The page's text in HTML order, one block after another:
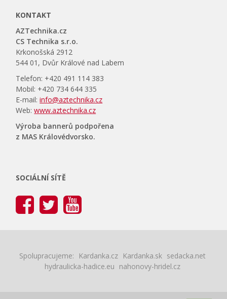
KONTAKT
AZTechnika.cz
CS Technika s.r.o.
Krkonošská 2912
544 01, Dvůr Králové nad Labem
Telefon: +420 491 114 383
Mobil: +420 734 644 335
E-mail:info@aztechnika.cz
Web:www.aztechnika.cz
Výroba bannerů podpořena
z MAS Královédvorsko.
SOCIÁLNÍ SÍTĚ
Spolupracujeme: Kardanka.cz Kardanka.sk sedacka.net
hydraulicka-hadice.eu nahonovy-hridel.cz